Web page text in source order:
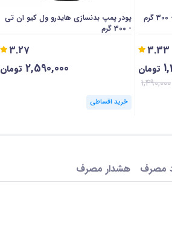
3.33
تومان
1,490,000
پودر پمپ بدنسازی هایدرو ول کیو ان تی
- 300 گرم
3.27
2,590,000 تومان
خرید اقساطی
مصرف هشدار مصرف